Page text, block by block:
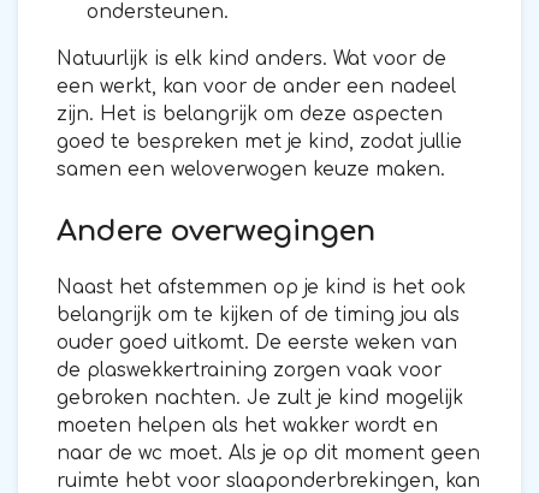
ondersteunen.
Natuurlijk is elk kind anders. Wat voor de
een werkt, kan voor de ander een nadeel
zijn. Het is belangrijk om deze aspecten
goed te bespreken met je kind, zodat jullie
samen een weloverwogen keuze maken.
Andere overwegingen
Naast het afstemmen op je kind is het ook
belangrijk om te kijken of de timing jou als
ouder goed uitkomt. De eerste weken van
de plaswekkertraining zorgen vaak voor
gebroken nachten. Je zult je kind mogelijk
moeten helpen als het wakker wordt en
naar de wc moet. Als je op dit moment geen
ruimte hebt voor slaaponderbrekingen, kan